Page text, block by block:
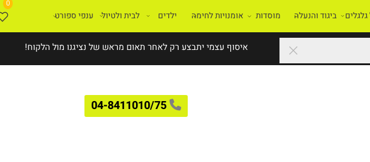
איסוף עצמי יתבצע רק לאחר תאום מראש של נציגנו מול הלקוח!
04-8411010/75
0
ביגוד והנעלה מוסדות אומנויות לחימה ילדים לבית ולטיול ענפי ספורט